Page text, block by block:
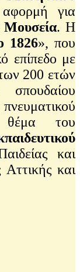
για
Μουσεία. Η
1826», που
επίπεδο με
200 ετών
θέμα του
και
και